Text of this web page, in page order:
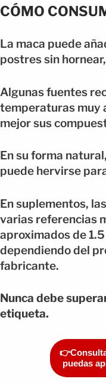
CÓMO
La maca puede
postres sin
Algunas fuentes
temperaturas muy
mejor sus
En su forma
puede hervirse
En suplementos,
varias referencias
aproximados de
dependiendo del
fabricante.
Nunca debe
etiqueta.
puedas